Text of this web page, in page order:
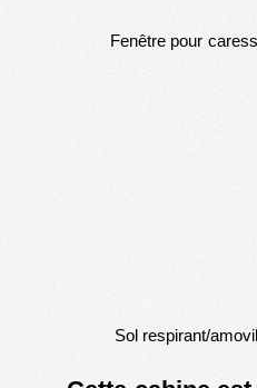
Fenêtre pour
Sol respirant/